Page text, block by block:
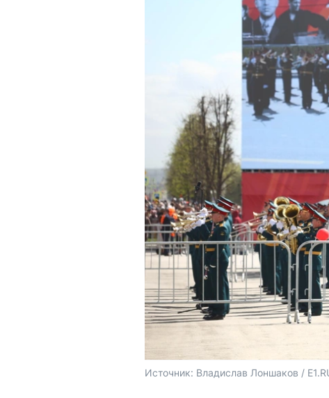
Источник: Владислав Лоншаков /